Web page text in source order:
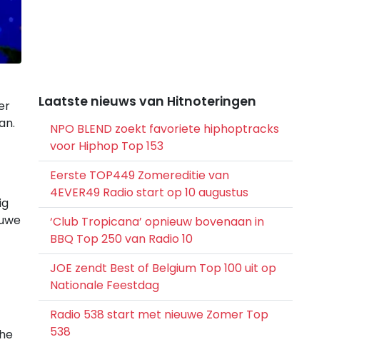
Laatste nieuws van Hitnoteringen
NPO BLEND zoekt favoriete hiphoptracks
voor Hiphop Top 153
Eerste TOP449 Zomereditie van
4EVER49 Radio start op 10 augustus
‘Club Tropicana’ opnieuw bovenaan in
BBQ Top 250 van Radio 10
JOE zendt Best of Belgium Top 100 uit op
Nationale Feestdag
Radio 538 start met nieuwe Zomer Top
538